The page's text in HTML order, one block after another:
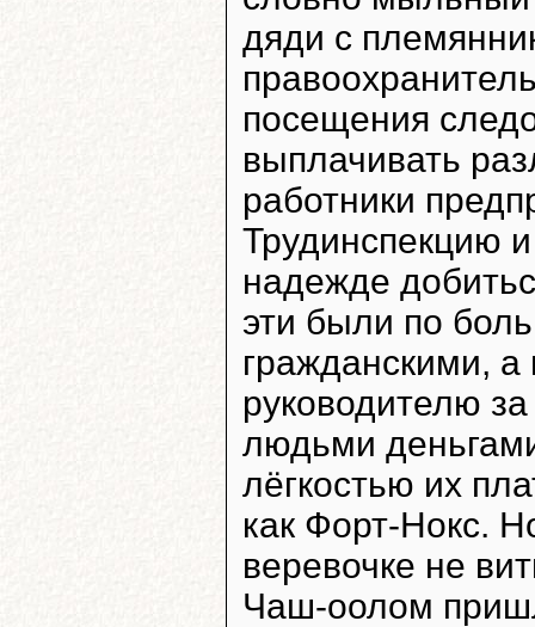
дяди с
посещения
выплачивать
работники
Трудинспекцию
надежде
эти были по
гражданскими,
руководителю
людьми
лёгкостью их
как Форт-Нокс.
веревочке не
Чаш-оолом